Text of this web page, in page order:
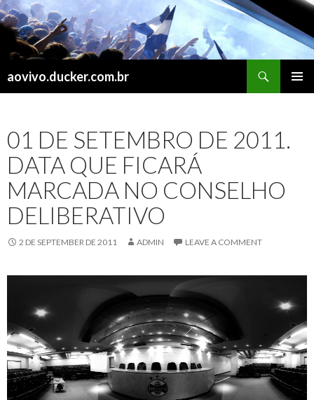
aovivo.ducker.com.br
01 DE SETEMBRO DE 2011.
DATA QUE FICARÁ
MARCADA NO CONSELHO
DELIBERATIVO
2 DE SEPTEMBER DE 2011 ADMIN LEAVE A COMMENT